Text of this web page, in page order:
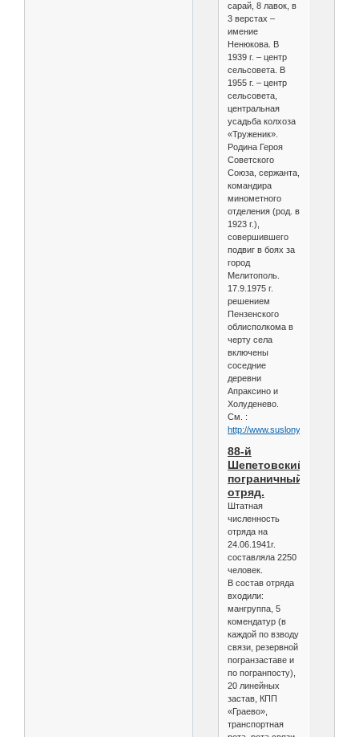
сарай, 8 лавок, в
3 верстах –
имение
Ненюкова. В
1939 г. – центр
сельсовета. В
1955 г. – центр
сельсовета,
центральная
усадьба колхоза
«Труженик».
Родина Героя
Советского
Союза, сержанта,
командира
минометного
отделения (род. в
1923 г.),
совершившего
подвиг в боях за
город
Мелитополь.
17.9.1975 г.
решением
Пензенского
облисполкома в
черту села
включены
соседние
деревни
Апраксино и
Холуденево.
См. :
http://www.suslony.ru/
88-й
Шепетовский
пограничный
отряд.
Штатная
численность
отряда на
24.06.1941г.
составляла 2250
человек.
В состав отряда
входили:
мангруппа, 5
комендатур (в
каждой по взводу
связи, резервной
погранзаставе и
по погранпосту),
20 линейных
застав, КПП
«Граево»,
транспортная